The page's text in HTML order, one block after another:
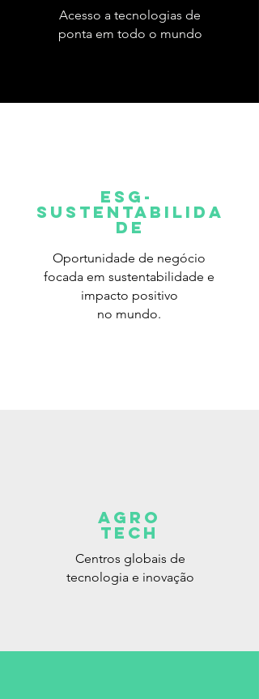
Acesso a tecnologias de
ponta em todo o mundo
ESG-
SUSTENTABILIDA
DE
Oportunidade de negócio
focada em sustentabilidade e
impacto positivo
no mundo.
AGRO
TECH
Centros globais de
tecnologia e inovação